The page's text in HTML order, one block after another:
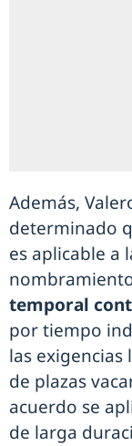
Además,
determinado
es aplicable a
temporal
por tiempo
las
de plazas
acuerdo se
de larga